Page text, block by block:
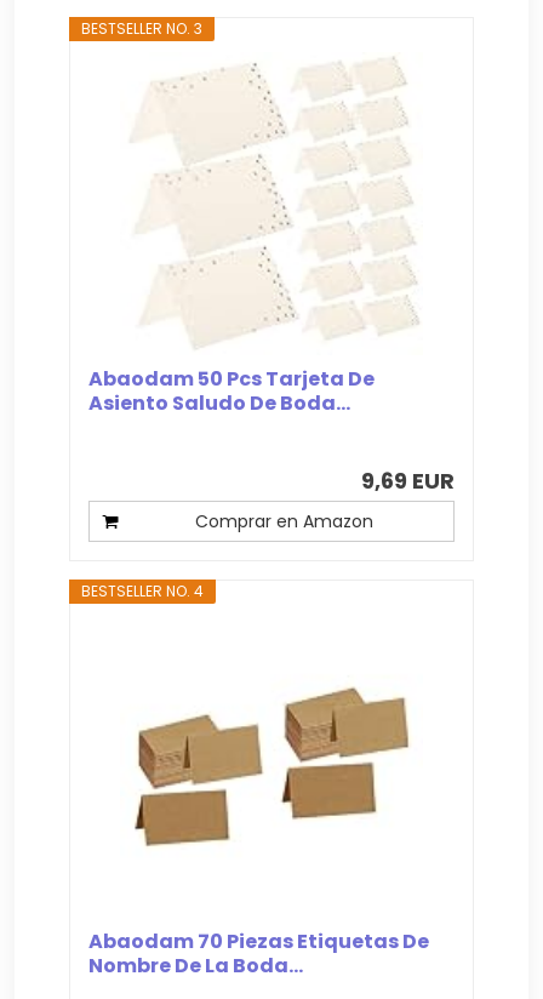
BESTSELLER NO. 3
Abaodam 50 Pcs Tarjeta De
Asiento Saludo De Boda...
9,69 EUR
Comprar en Amazon
BESTSELLER NO. 4
Abaodam 70 Piezas Etiquetas De
Nombre De La Boda...